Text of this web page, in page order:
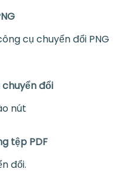
cụ chuyển đổi PNG
chuyển đổi
nút
tệp PDF
đổi.